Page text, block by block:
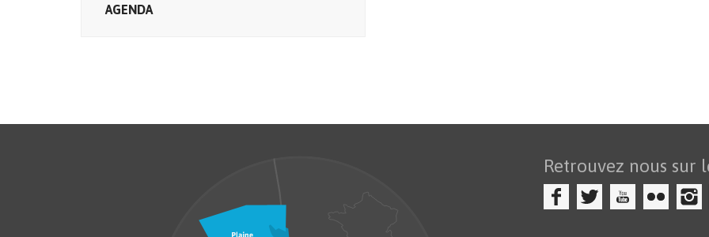
AGENDA
Retrouvez nous sur